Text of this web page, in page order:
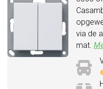
via de
mat.